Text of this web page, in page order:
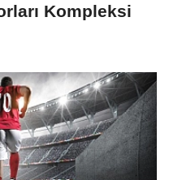
Kompleksi